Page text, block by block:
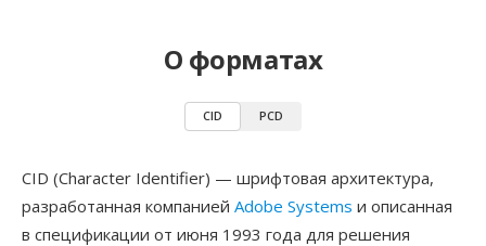
О форматах
CID PCD
CID (Character Identifier) — шрифтовая архитектура,
разработанная компанией Adobe Systems и описанная
в спецификации от июня 1993 года для решения